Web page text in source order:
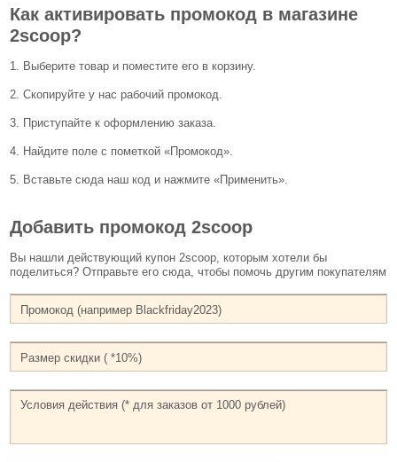
Как активировать промокод в магазине
2scoop?
1. Выберите товар и поместите его в корзину.
2. Скопируйте у нас рабочий промокод.
3. Приступайте к оформлению заказа.
4. Найдите поле с пометкой «Промокод».
5. Вставьте сюда наш код и нажмите «Применить».
Добавить промокод 2scoop
Вы нашли действующий купон 2scoop, которым хотели бы
поделиться? Отправьте его сюда, чтобы помочь другим покупателям